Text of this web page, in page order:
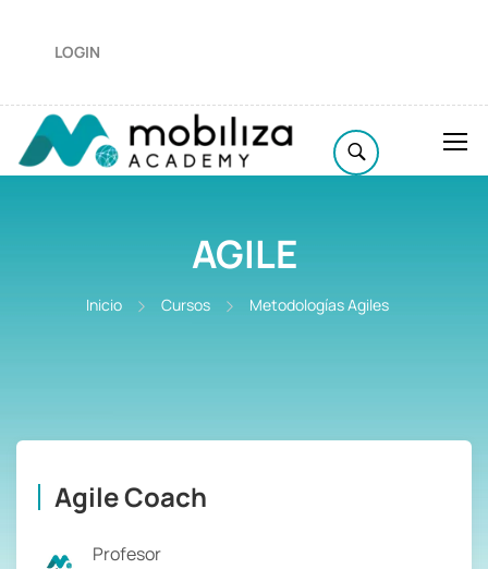
LOGIN
AGILE
Inicio Cursos Metodologías Agiles
Agile Coach
Profesor